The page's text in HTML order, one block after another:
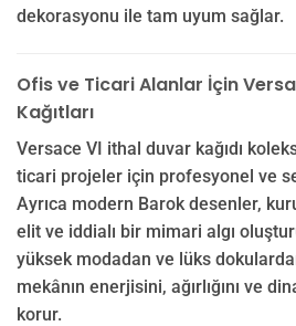
dekorasyonu ile tam uyum sağlar.
Ofis ve Ticari Alanlar İçin
Kağıtları
Versace VI ithal duvar kağıdı
ticari projeler için profesyonel ve
Ayrıca modern Barok desenler,
elit ve iddialı bir mimari algı
yüksek modadan ve lüks
mekânın enerjisini, ağırlığını ve
korur.